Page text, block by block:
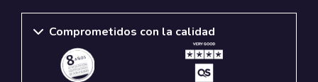
Comprometidos con la calidad